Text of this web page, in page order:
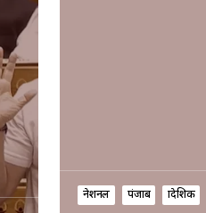
नेशनल पंजाब
प्रादेशिक